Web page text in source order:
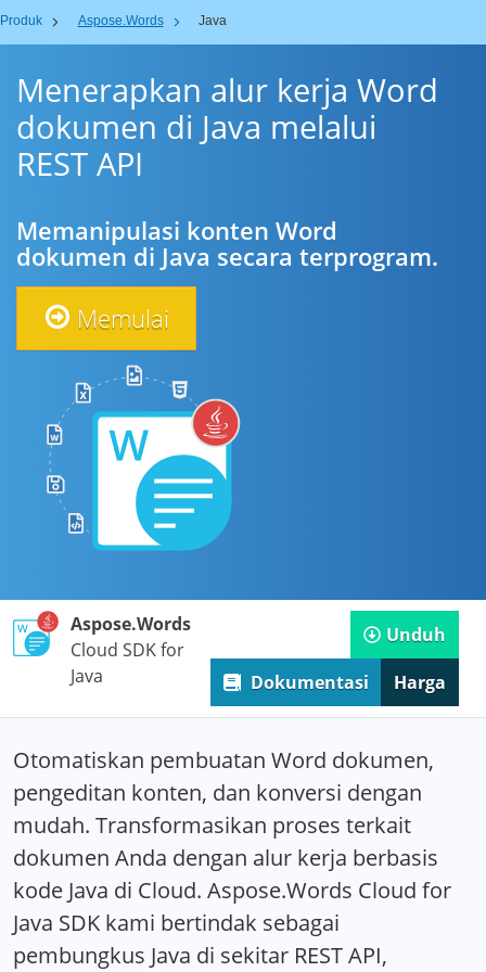
Produk Aspose.Words Java
Menerapkan alur kerja Word
dokumen di Java melalui
REST API
Memanipulasi konten Word
dokumen di Java secara terprogram.
Memulai
Aspose.Words
Cloud SDK for
Java
Unduh
Dokumentasi
Harga
Otomatiskan pembuatan Word dokumen,
pengeditan konten, dan konversi dengan
mudah. Transformasikan proses terkait
dokumen Anda dengan alur kerja berbasis
kode Java di Cloud. Aspose.Words Cloud for
Java SDK kami bertindak sebagai
pembungkus Java di sekitar REST API,